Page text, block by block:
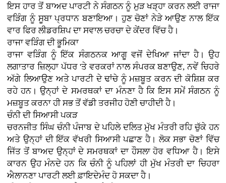
ਇਸ ਹਾਰ ਤੋਂ ਬਾਅਦ ਪਾਰਟੀ ਨੇ ਸੰਗਠਨ ਨੂੰ ਮੁੜ ਖੜ੍ਹਾ ਕਰਨ ਲਈ ਰਾਜਾ
ਵੜਿੰਗ ਨੂੰ ਸੂਬਾ ਪ੍ਰਧਾਨ ਬਣਾਇਆ। ਹੁਣ ਚੋਣਾਂ ਨੇੜੇ ਆਉਣ ਨਾਲ ਇੱਕ
ਵਾਰ ਫਿਰ ਲੀਡਰਸ਼ਿਪ ਦਾ ਸਵਾਲ ਚਰਚਾ ਦੇ ਕੇਂਦਰ ਵਿੱਚ ਹੈ।
ਰਾਜਾ ਵੜਿੰਗ ਦੀ ਭੂਮਿਕਾ
ਰਾਜਾ ਵੜਿੰਗ ਨੂੰ ਇੱਕ ਸੰਗਠਨਕ ਆਗੂ ਵਜੋਂ ਦੇਖਿਆ ਜਾਂਦਾ ਹੈ। ਉਹ
ਲਗਾਤਾਰ ਜ਼ਿਲ੍ਹਾ ਪੱਧਰ 'ਤੇ ਵਰਕਰਾਂ ਨਾਲ ਸੰਪਰਕ ਬਣਾਉਣ, ਨਵੇਂ ਚਿਹਰੇ
ਅੱਗੇ ਲਿਆਉਣ ਅਤੇ ਪਾਰਟੀ ਦੇ ਢਾਂਚੇ ਨੂੰ ਮਜ਼ਬੂਤ ਕਰਨ ਦੀ ਕੋਸ਼ਿਸ਼ ਕਰ
ਰਹੇ ਹਨ। ਉਨ੍ਹਾਂ ਦੇ ਸਮਰਥਕਾਂ ਦਾ ਮੰਨਣਾ ਹੈ ਕਿ ਇਸ ਸਮੇਂ ਸੰਗਠਨ ਨੂੰ
ਮਜ਼ਬੂਤ ਕਰਨਾ ਹੀ ਸਭ ਤੋਂ ਵੱਡੀ ਤਰਜੀਹ ਹੋਣੀ ਚਾਹੀਦੀ ਹੈ।
ਚੰਨੀ ਦੀ ਸਿਆਸੀ ਪਕੜ
ਚਰਨਜੀਤ ਸਿੰਘ ਚੰਨੀ ਪੰਜਾਬ ਦੇ ਪਹਿਲੇ ਦਲਿਤ ਮੁੱਖ ਮੰਤਰੀ ਰਹਿ ਚੁੱਕੇ ਹਨ
ਅਤੇ ਉਨ੍ਹਾਂ ਦੀ ਇੱਕ ਵੱਖਰੀ ਸਿਆਸੀ ਪਛਾਣ ਹੈ। ਲੋਕ ਸਭਾ ਚੋਣਾਂ ਵਿੱਚ
ਜਿੱਤ ਤੋਂ ਬਾਅਦ ਉਨ੍ਹਾਂ ਦੇ ਸਮਰਥਕਾਂ ਦਾ ਹੌਸਲਾ ਹੋਰ ਵਧਿਆ ਹੈ। ਇਸੇ
ਕਾਰਨ ਉਹ ਮੰਨਦੇ ਹਨ ਕਿ ਚੰਨੀ ਨੂੰ ਪਹਿਲਾਂ ਹੀ ਮੁੱਖ ਮੰਤਰੀ ਦਾ ਚਿਹਰਾ
ਐਲਾਨਣਾ ਪਾਰਟੀ ਲਈ ਫ਼ਾਇਦੇਮੰਦ ਹੋ ਸਕਦਾ ਹੈ।